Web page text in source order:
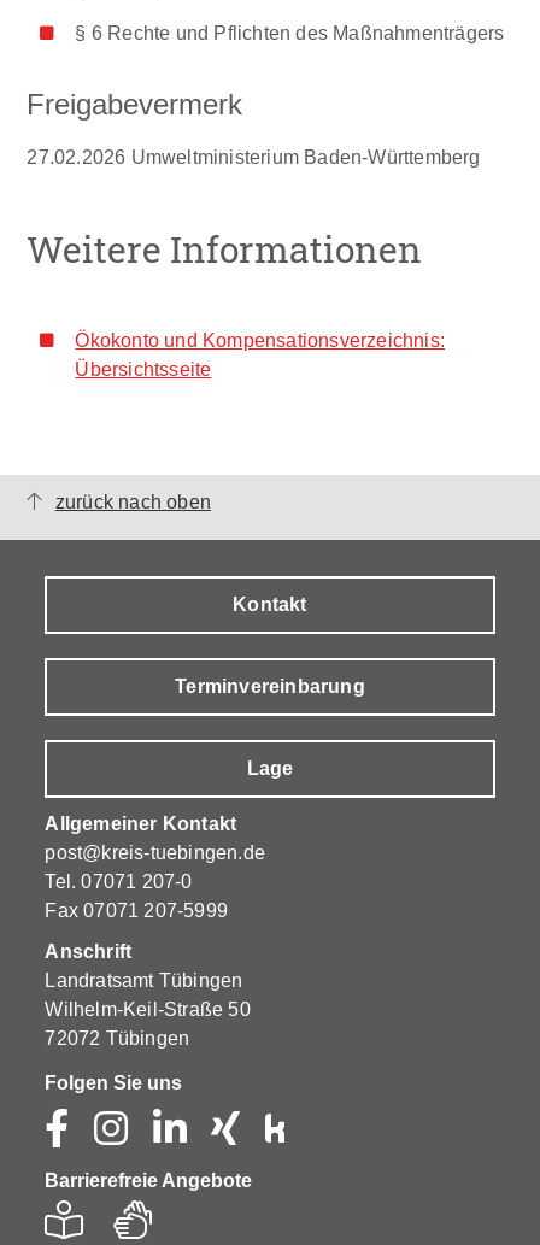
§ 6 Rechte und Pflichten des Maßnahmenträgers
Freigabevermerk
27.02.2026 Umweltministerium Baden-Württemberg
Weitere Informationen
Ökokonto und Kompensationsverzeichnis:
Übersichtsseite
zurück nach oben
Kontakt
Terminvereinbarung
Lage
Allgemeiner Kontakt
post@kreis-tuebingen.de
Tel.07071 207-0
Fax 07071 207-5999
Anschrift
Landratsamt Tübingen
Wilhelm-Keil-Straße 50
72072 Tübingen
Folgen Sie uns
Barrierefreie Angebote